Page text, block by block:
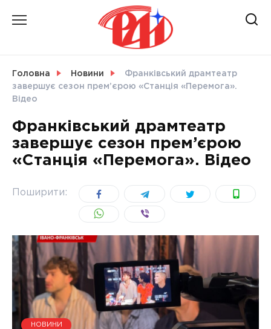
СВІТ
УКРАЇНА
Головна Новини
Франківський драмтеатр
завершує сезон прем’єрою «Станція «Перемога».
Відео
Франківський драмтеатр
завершує сезон прем’єрою
«Станція «Перемога». Відео
Поширити:
НОВИНИ